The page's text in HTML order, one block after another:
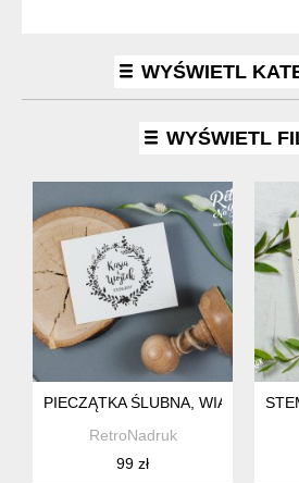
WYŚWIETL
WYŚWIETL
PIECZĄTKA ŚLUBNA, WIANEK,
RetroNadruk
99 zł